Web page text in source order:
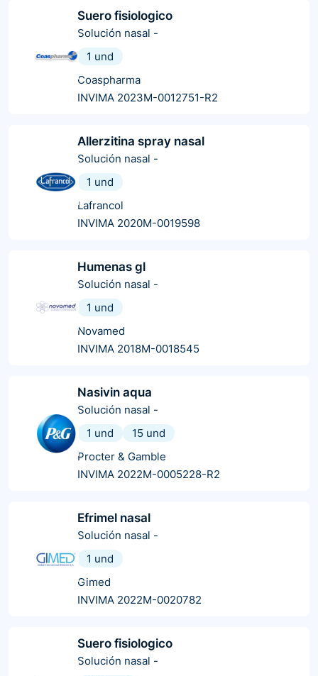
Suero fisiologico
Solución nasal -
1 und
Coaspharma
INVIMA 2023M-0012751-R2
Allerzitina spray nasal
Solución nasal -
1 und
Lafrancol
INVIMA 2020M-0019598
Humenas gl
Solución nasal -
1 und
Novamed
INVIMA 2018M-0018545
Nasivin aqua
Solución nasal -
1 und
15 und
Procter & Gamble
INVIMA 2022M-0005228-R2
Efrimel nasal
Solución nasal -
1 und
Gimed
INVIMA 2022M-0020782
Suero fisiologico
Solución nasal -